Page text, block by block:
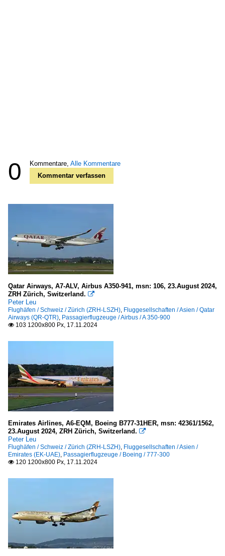
0 Kommentare, Alle Kommentare
Kommentar verfassen
Qatar Airways, A7-ALV, Airbus A350-941, msn: 106, 23.August 2024,
ZRH Zürich, Switzerland. 
Peter Leu
Flughäfen / Schweiz / Zürich (ZRH-LSZH), Fluggesellschaften / Asien / Qatar
Airways (QR-QTR), Passagierflugzeuge / Airbus / A 350-900
 103 1200x800 Px, 17.11.2024
Emirates Airlines, A6-EQM, Boeing B777-31HER, msn: 42361/1562,
23.August 2024, ZRH Zürich, Switzerland. 
Peter Leu
Flughäfen / Schweiz / Zürich (ZRH-LSZH), Fluggesellschaften / Asien /
Emirates (EK-UAE), Passagierflugzeuge / Boeing / 777-300
 120 1200x800 Px, 17.11.2024